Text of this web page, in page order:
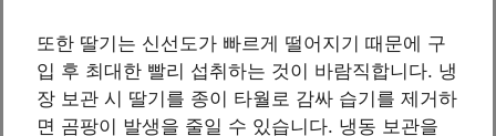
또한 딸기는 신선도가 빠르게 떨어지기 때문에 구
입 후 최대한 빨리 섭취하는 것이 바람직합니다. 냉
장 보관 시 딸기를 종이 타월로 감싸 습기를 제거하
면 곰팡이 발생을 줄일 수 있습니다. 냉동 보관을